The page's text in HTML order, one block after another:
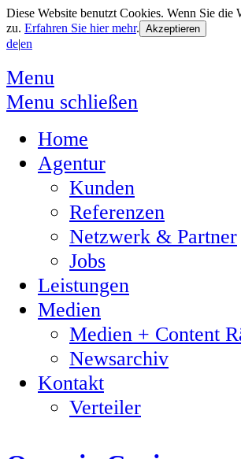
Diese Website benutzt Cookies. Wenn Sie
zu. Erfahren Sie hier mehr.
de|en
Menu
Menu schließen
Home
Agentur
Kunden
Referenzen
Netzwerk & Partner
Jobs
Leistungen
Medien
Medien + Content
Newsarchiv
Kontakt
Verteiler